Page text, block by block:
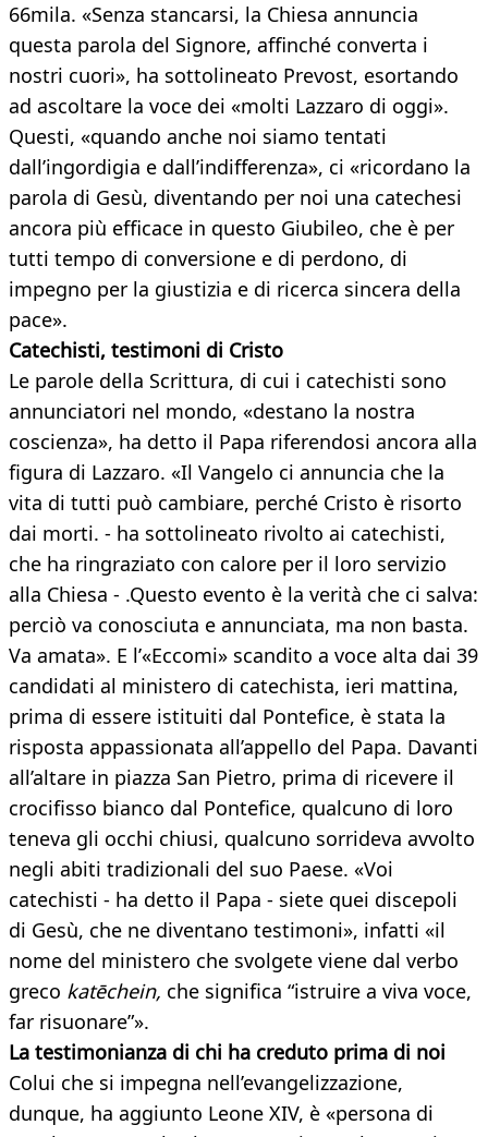
66mila. «Senza stancarsi, la Chiesa annuncia
questa parola del Signore, affinché converta i
nostri cuori», ha sottolineato Prevost, esortando
ad ascoltare la voce dei «molti Lazzaro di oggi».
Questi, «quando anche noi siamo tentati
dall’ingordigia e dall’indifferenza», ci «ricordano la
parola di Gesù, diventando per noi una catechesi
ancora più efficace in questo Giubileo, che è per
tutti tempo di conversione e di perdono, di
impegno per la giustizia e di ricerca sincera della
pace».
Catechisti, testimoni di Cristo
Le parole della Scrittura, di cui i catechisti sono
annunciatori nel mondo, «destano la nostra
coscienza», ha detto il Papa riferendosi ancora alla
figura di Lazzaro. «Il Vangelo ci annuncia che la
vita di tutti può cambiare, perché Cristo è risorto
dai morti. - ha sottolineato rivolto ai catechisti,
che ha ringraziato con calore per il loro servizio
alla Chiesa - .Questo evento è la verità che ci salva:
perciò va conosciuta e annunciata, ma non basta.
Va amata». E l’«Eccomi» scandito a voce alta dai 39
candidati al ministero di catechista, ieri mattina,
prima di essere istituiti dal Pontefice, è stata la
risposta appassionata all’appello del Papa. Davanti
all’altare in piazza San Pietro, prima di ricevere il
crocifisso bianco dal Pontefice, qualcuno di loro
teneva gli occhi chiusi, qualcuno sorrideva avvolto
negli abiti tradizionali del suo Paese. «Voi
catechisti - ha detto il Papa - siete quei discepoli
di Gesù, che ne diventano testimoni», infatti «il
nome del ministero che svolgete viene dal verbo
greco katēchein, che significa “istruire a viva voce,
far risuonare”».
La testimonianza di chi ha creduto prima di noi
Colui che si impegna nell’evangelizzazione,
dunque, ha aggiunto Leone XIV, è «persona di